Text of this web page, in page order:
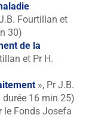
Fourtillan et
30)
de la
et Pr H.
», Pr J.B.
durée 16 min 25)
Fonds Josefa